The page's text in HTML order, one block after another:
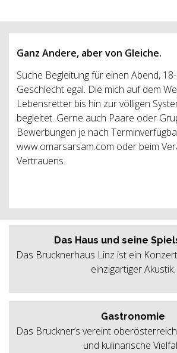
Ganz Andere, aber von Gleiche.
Suche Begleitung für einen Abend,
Geschlecht egal. Die mich auf dem
Lebensretter bis hin zur völligen
begleitet. Gerne auch Paare oder
Bewerbungen je nach
www.omarsarsam.com oder beim
Vertrauens.
Das Haus und seine
Das Brucknerhaus Linz ist ein
einzigartiger Akustik.
Gastronomie
Das Bruckner’s vereint
und kulinarische